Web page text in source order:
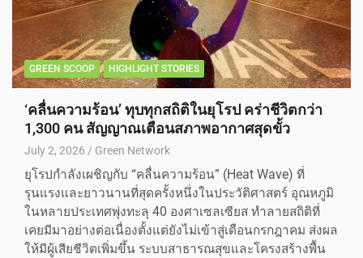
GREEN SCOOP HIGHLIGHT STORIES
‘คลื่นความร้อน’ ทุบทุกสถิติในยุโรป คร่าชีวิตกว่า
1,300 คน สัญญาณเตือนสภาพอากาศสุดขั้ว
July 2, 2026 Green Network
ยุโรปกำลังเผชิญกับ “คลื่นความร้อน” (Heat Wave) ที่
รุนแรงและยาวนานที่สุดครั้งหนึ่งในประวัติศาสตร์ อุณหภูมิ
ในหลายประเทศพุ่งทะลุ 40 องศาเซลเซียส ทำลายสถิติที่
เคยมีมาอย่างต่อเนื่องตั้งแต่ยังไม่เข้าสู่เดือนกรกฎาคม ส่งผล
ให้มีผู้เสียชีวิตเพิ่มขึ้น ระบบสาธารณสุขและโครงสร้างพื้น